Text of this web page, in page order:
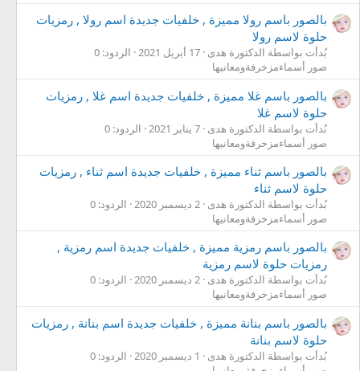
بالصور باسم رولا مميزة , خلفيات جديدة اسم رولا , رمزيات
حلوة لاسم رولا
بُدأت بواسطة الدكتورة هدى 17 أبريل 2021
الردود: 0
صور أسماءمزخرفةومعانيها
بالصور باسم غلا مميزة , خلفيات جديدة اسم غلا , رمزيات
حلوة لاسم غلا
بُدأت بواسطة الدكتورة هدى 7 يناير 2021
الردود: 0
صور أسماءمزخرفةومعانيها
بالصور باسم ثناء مميزة , خلفيات جديدة اسم ثناء , رمزيات
حلوة لاسم ثناء
بُدأت بواسطة الدكتورة هدى 2 ديسمبر 2020
الردود: 0
صور أسماءمزخرفةومعانيها
بالصور باسم رمزية مميزة , خلفيات جديدة اسم رمزية ,
رمزيات حلوة لاسم رمزية
بُدأت بواسطة الدكتورة هدى 2 ديسمبر 2020
الردود: 0
صور أسماءمزخرفةومعانيها
بالصور باسم بنانة مميزة , خلفيات جديدة اسم بنانة , رمزيات
حلوة لاسم بنانة
بُدأت بواسطة الدكتورة هدى 1 ديسمبر 2020
الردود: 0